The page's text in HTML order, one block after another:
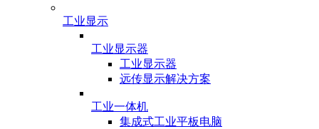
工业显示
工业显示器
工业显示器
远传显示解决方案
工业一体机
集成式工业平板电脑